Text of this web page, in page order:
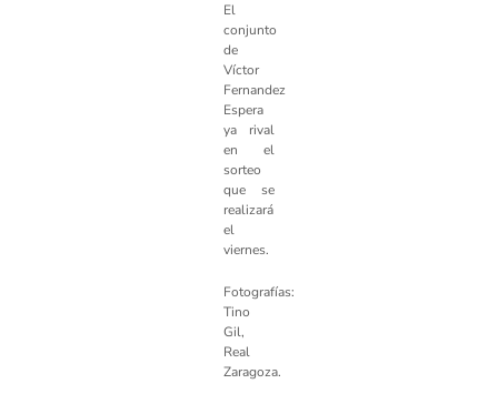
El
conjunto
de
Víctor
Fernandez
Espera
ya rival
en el
sorteo
que se
realizará
el
viernes.
Fotografías:
Tino
Gil,
Real
Zaragoza.